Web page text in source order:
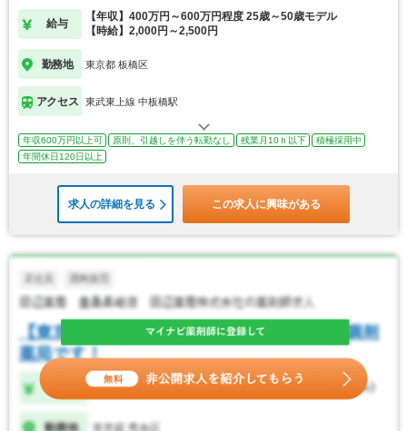
給与
【年収】400万円～600万円程度 25歳～50歳モデル
【時給】2,000円～2,500円
勤務地 東京都 板橋区
アクセス 東武東上線 中板橋駅
年収600万円以上可 原則、引越しを伴う転勤なし 残業月10ｈ以下
積極採用中
年間休日120日以上
求人の詳細を見る この求人に興味がある